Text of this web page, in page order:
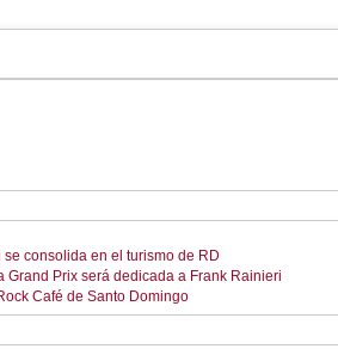
consolida en el turismo de RD
Grand Prix será dedicada a Frank Rainieri
Café de Santo Domingo